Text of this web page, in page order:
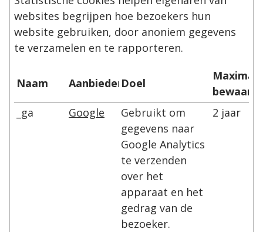
websites begrijpen hoe bezoekers hun
website gebruiken, door anoniem gegevens
te verzamelen en te rapporteren.
Naam Aanbieder Doel
Maximale
_ga
Google
Gebruikt om
gegevens naar
Google Analytics
te verzenden
over het
apparaat en het
gedrag van de
bezoeker.
2 jaar